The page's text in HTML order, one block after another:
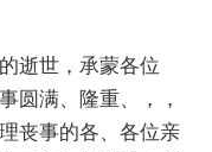
逝世，承蒙各位
圆满、隆重、，，
丧事的各、各位亲